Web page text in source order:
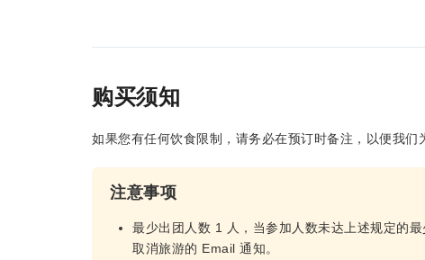
购买须知
如果您有任何饮食限制，请务必在预订时备注，以便我们
注意事项
最少出团人数 1 人，当参加人数未达上述规定的
取消旅游的 Email 通知。